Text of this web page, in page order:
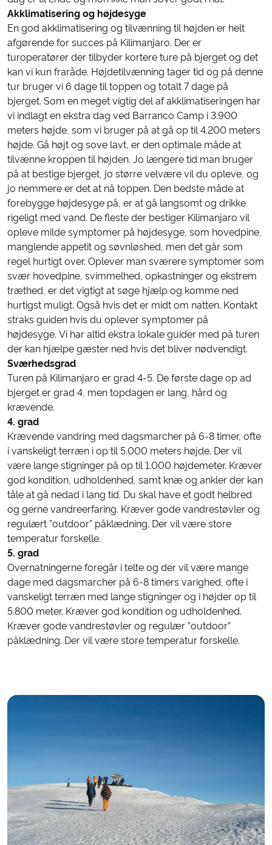
Akklimatisering og højdesyge
En god akklimatisering og tilvænning til højden er helt
afgørende for succes på Kilimanjaro. Der er
turoperatører der tilbyder kortere ture på bjerget og det
kan vi kun fraråde. Højdetilvænning tager tid og på denne
tur bruger vi 6 dage til toppen og totalt 7 dage på
bjerget. Som en meget vigtig del af akklimatiseringen har
vi indlagt en ekstra dag ved Barranco Camp i 3.900
meters højde, som vi bruger på at gå op til 4.200 meters
højde. Gå højt og sove lavt, er den optimale måde at
tilvænne kroppen til højden. Jo længere tid man bruger
på at bestige bjerget, jo større velvære vil du opleve, og
jo nemmere er det at nå toppen. Den bedste måde at
forebygge højdesyge på, er at gå langsomt og drikke
rigeligt med vand. De fleste der bestiger Kilimanjaro vil
opleve milde symptomer på højdesyge, som hovedpine,
manglende appetit og søvnløshed, men det går som
regel hurtigt over. Oplever man sværere symptomer som
svær hovedpine, svimmelhed, opkastninger og ekstrem
træthed, er det vigtigt at søge hjælp og komme ned
hurtigst muligt. Også hvis det er midt om natten. Kontakt
straks guiden hvis du oplever symptomer på
højdesyge. Vi har altid ekstra lokale guider med på turen
der kan hjælpe gæster ned hvis det bliver nødvendigt.
Sværhedsgrad
Turen på Kilimanjaro er grad 4-5. De første dage op ad
bjerget er grad 4, men topdagen er lang, hård og
krævende.
4. grad
Krævende vandring med dagsmarcher på 6-8 timer, ofte
i vanskeligt terræn i op til 5.000 meters højde. Der vil
være lange stigninger på op til 1.000 højdemeter. Kræver
god kondition, udholdenhed, samt knæ og ankler der kan
tåle at gå nedad i lang tid. Du skal have et godt helbred
og gerne vandreerfaring. Kræver gode vandrestøvler og
regulært ”outdoor” påklædning. Der vil være store
temperatur forskelle.
5. grad
Overnatningerne foregår i telte og der vil være mange
dage med dagsmarcher på 6-8 timers varighed, ofte i
vanskeligt terræn med lange stigninger og i højder op til
5.800 meter. Kræver god kondition og udholdenhed.
Kræver gode vandrestøvler og regulær ”outdoor”
påklædning. Der vil være store temperatur forskelle.